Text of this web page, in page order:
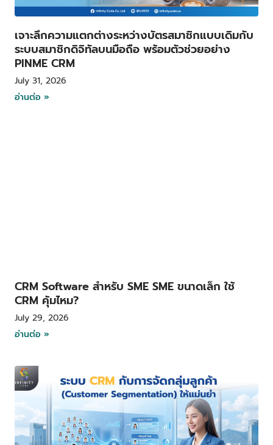
เจาะลึกความแตกต่างระหว่างบัตรสมาชิกแบบเดิมกับ
ระบบสมาชิกดิจิทัลบนมือถือ พร้อมตัวช่วยอย่าง
PINME CRM
July 31, 2026
อ่านต่อ »
CRM Software สำหรับ SME SME ขนาดเล็ก ใช้
CRM คุ้มไหม?
July 29, 2026
อ่านต่อ »